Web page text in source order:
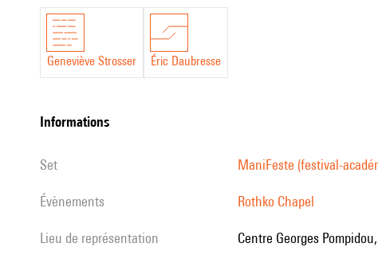
Geneviève Strosser Éric Daubresse
informations
set ManiFeste (festival-
évènements Rothko Chapel
Lieu de représentation Centre Georges